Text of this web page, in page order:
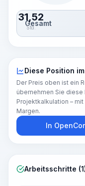
31,52
Std.
Gesamt
Diese Position
Der Preis oben ist ein
übernehmen Sie
Projektkalkulation –
Margen.
In
Arbeitsschritte